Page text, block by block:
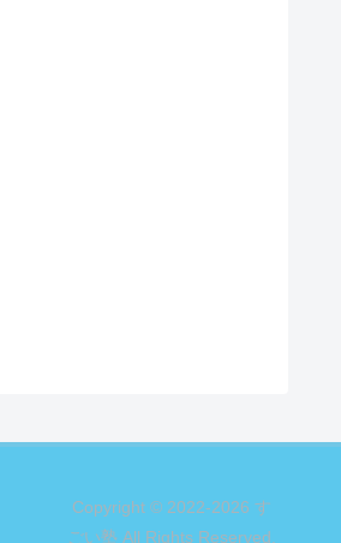
Copyright © 2022-2026 す
ごい塾 All Rights Reserved.